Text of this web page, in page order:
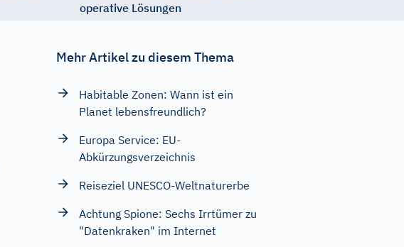
operative Lösungen
Mehr Artikel zu diesem Thema
Habitable Zonen: Wann ist ein
Planet lebensfreundlich?
Europa Service: EU-
Abkürzungsverzeichnis
Reiseziel UNESCO-Weltnaturerbe
Achtung Spione: Sechs Irrtümer zu
"Datenkraken" im Internet